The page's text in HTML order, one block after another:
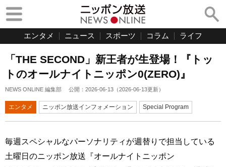
エンタメ ニュース スポーツ コラム ライフ
「THE SECOND」新王者が生登場！『トッ
トのオールナイトニッポン0(ZERO)』
NEWS ONLINE 編集部 公開： 2026-06-13 （2026-06-13更新）
エンタメ ニッポン放送インフォメーション Special Program
毎週スペシャルなパーソナリティが週替りで担当している
土曜日のニッポン放送『オールナイトニッポン